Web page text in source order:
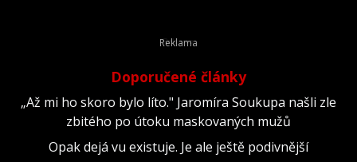
Doporučené články
„Až mi ho skoro bylo líto." Jaromíra Soukupa našli zle
zbitého po útoku maskovaných mužů
Opak dejá vu existuje. Je ale ještě podivnější